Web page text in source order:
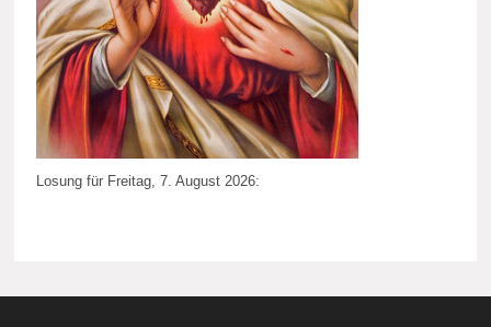
Losung für Freitag, 7. August 2026: